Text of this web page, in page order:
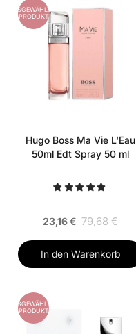
AUSGEWÄHLTES
PRODUKT
Hugo Boss Ma Vie L'Eau
50ml Edt Spray 50 ml
23,16 € 79,68 €
In den Warenkorb
AUSGEWÄHLTES
PRODUKT